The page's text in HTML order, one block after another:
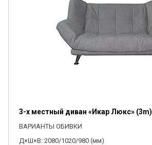
3-х местный диван «Икар Люкс» (3m)
ВАРИАНТЫ ОБИВКИ
Д×Ш×В: 2080/1020/980 (мм)